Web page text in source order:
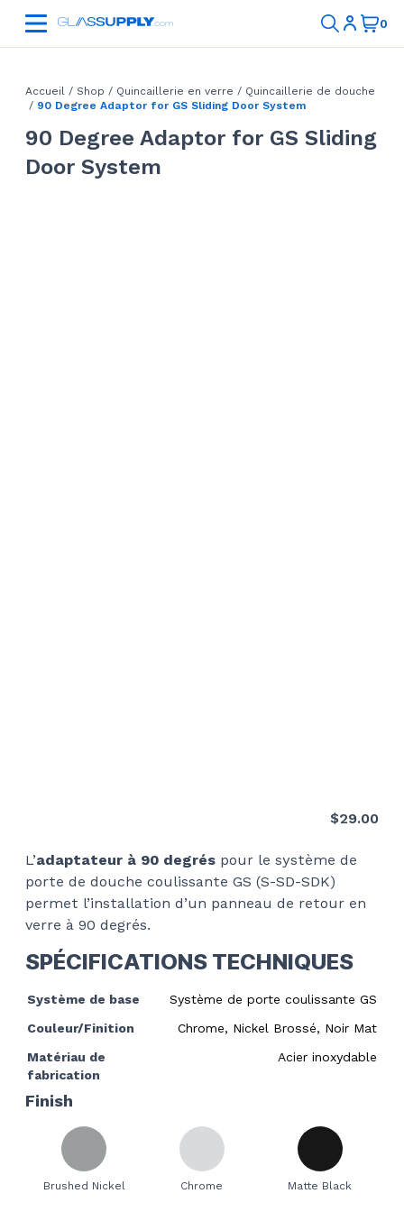
Accueil / Shop / Quincaillerie en verre / Quincaillerie de douche
/ 90 Degree Adaptor for GS Sliding Door System
90 Degree Adaptor for GS Sliding
Door System
$29.00
L’adaptateur à 90 degrés pour le système de
porte de douche coulissante GS (S-SD-SDK)
permet l’installation d’un panneau de retour en
verre à 90 degrés.
SPÉCIFICATIONS TECHNIQUES
Système de base
Système de porte coulissante GS
Couleur/Finition
Chrome, Nickel Brossé, Noir Mat
Matériau de
fabrication
Acier inoxydable
Finish
Brushed Nickel Chrome Matte Black